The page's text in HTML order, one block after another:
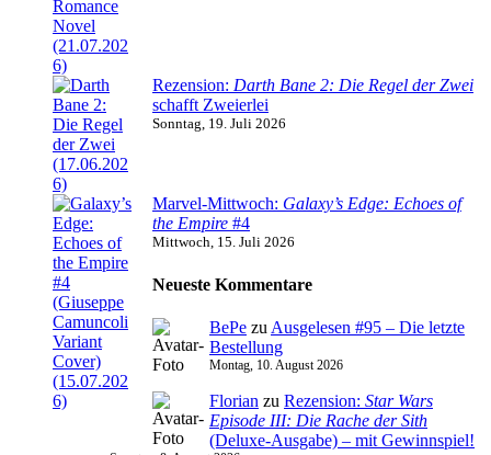
Rezension: Darth Bane 2: Die Regel der Zwei
schafft Zweierlei
Sonntag, 19. Juli 2026
Marvel-Mittwoch: Galaxy’s Edge: Echoes of
the Empire #4
Mittwoch, 15. Juli 2026
Neueste Kommentare
BePe zu Ausgelesen #95 – Die letzte
Bestellung
Montag, 10. August 2026
Florian zu Rezension: Star Wars
Episode III: Die Rache der Sith
(Deluxe-Ausgabe) – mit Gewinnspiel!